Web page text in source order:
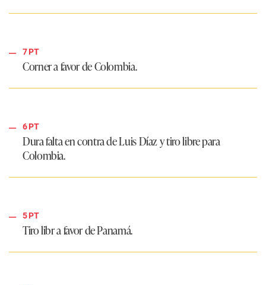
7 PT
Corner a favor de Colombia.
6 PT
Dura falta en contra de Luis Díaz y tiro libre para
Colombia.
5 PT
Tiro libr a favor de Panamá.